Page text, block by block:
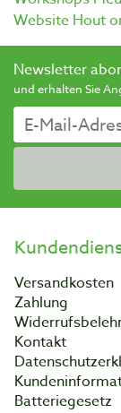
Website Hout
Newsletter
und erhalten Sie
Versandkosten
Zahlung
Kontakt
Batteriegesetz